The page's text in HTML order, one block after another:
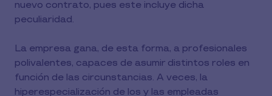
nuevo contrato, pues este incluye dicha
peculiaridad.
La empresa gana, de esta forma, a profesionales
polivalentes, capaces de asumir distintos roles en
función de las circunstancias. A veces, la
hiperespecialización de los y las empleadas